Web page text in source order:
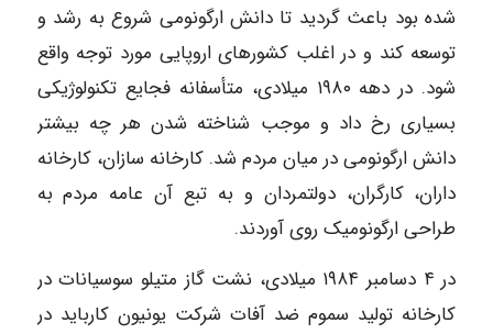
شده بود باعث گردید تا دانش ارگونومی شروع به رشد و
توسعه کند و در اغلب کشورهای اروپایی مورد توجه واقع
شود. در دهه ۱۹۸۰ میلادی، متأسفانه فجایع تکنولوژیکی
بسیاری رخ داد و موجب شناخته شدن هر چه بیشتر
دانش ارگونومی در میان مردم شد. کارخانه سازان، کارخانه
داران، کارگران، دولتمردان و به تبع آن عامه مردم به
طراحی ارگونومیک روی آوردند.
در ۴ دسامبر ۱۹۸۴ میلادی، نشت گاز متیلو سوسیانات در
کارخانه تولید سموم ضد آفات شرکت یونیون کارباید در